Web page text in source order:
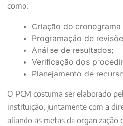
como:
Criação do cronograma
Programação de
Análise de resultados;
Verificação dos
Planejamento de
O PCM costuma ser elaborado
instituição, juntamente com a
aliando as metas da organização